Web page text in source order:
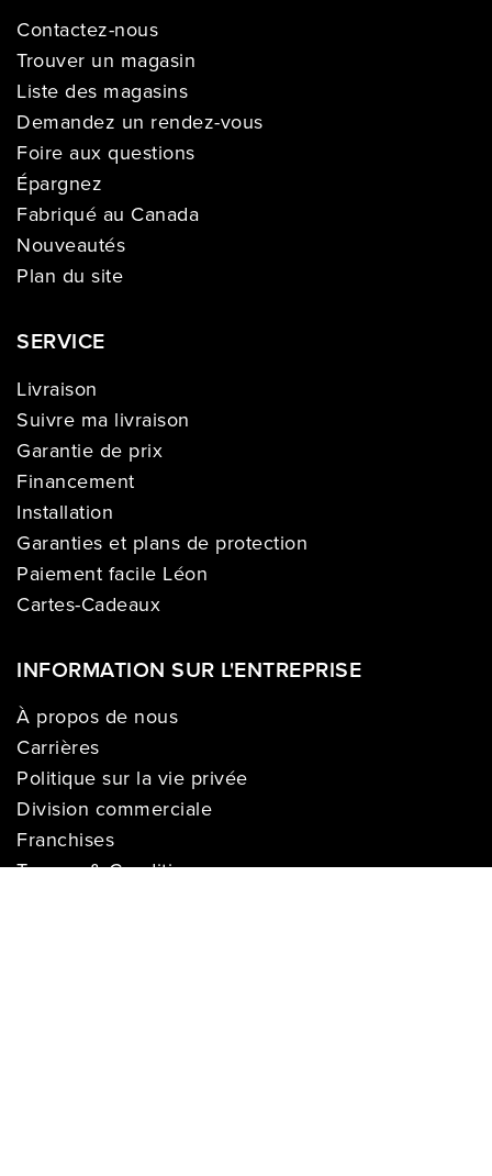
Contactez-nous
Trouver un magasin
Liste des magasins
Demandez un rendez-vous
Foire aux questions
Épargnez
Fabriqué au Canada
Nouveautés
Plan du site
SERVICE
Livraison
Suivre ma livraison
Garantie de prix
Financement
Installation
Garanties et plans de protection
Paiement facile Léon
Cartes-Cadeaux
INFORMATION SUR L'ENTREPRISE
À propos de nous
Carrières
Politique sur la vie privée
Division commerciale
Franchises
Termes & Conditions